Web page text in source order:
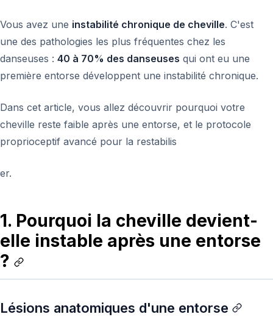
Vous avez une instabilité chronique de cheville. C'est
une des pathologies les plus fréquentes chez les
danseuses : 40 à 70% des danseuses qui ont eu une
première entorse développent une instabilité chronique.
Dans cet article, vous allez découvrir pourquoi votre
cheville reste faible après une entorse, et le protocole
proprioceptif avancé pour la restabilis
er.
1. Pourquoi la cheville devient-
elle instable après une entorse
?
Lésions anatomiques d'une entorse